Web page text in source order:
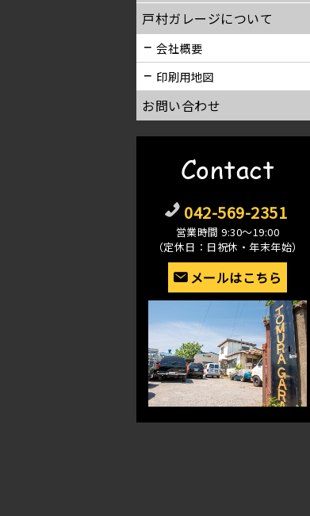
戸村ガレージについて
会社概要
印刷用地図
お問い合わせ
Contact
042-569-2351
営業時間 9:30〜19:00
（定休日：日祝休・年末年始）
メールはこちら